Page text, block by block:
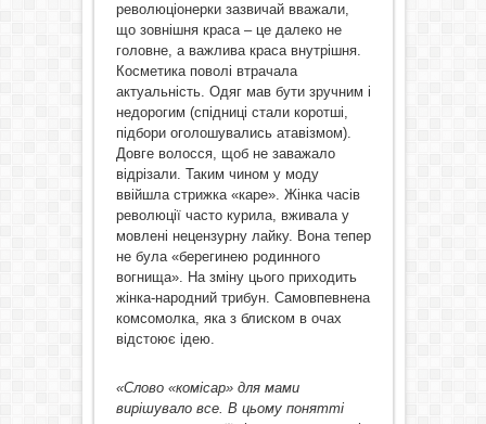
революціонерки зазвичай вважали,
що зовнішня краса – це далеко не
головне, а важлива краса внутрішня.
Косметика поволі втрачала
актуальність. Одяг мав бути зручним і
недорогим (спідниці стали коротші,
підбори оголошувались атавізмом).
Довге волосся, щоб не заважало
відрізали. Таким чином у моду
ввійшла стрижка «каре». Жінка часів
революції часто курила, вживала у
мовлені нецензурну лайку. Вона тепер
не була «берегинею родинного
вогнища». На зміну цього приходить
жінка-народний трибун. Самовпевнена
комсомолка, яка з блиском в очах
відстоює ідею.
«Слово «комісар» для мами
вирішувало все. В цьому понятті